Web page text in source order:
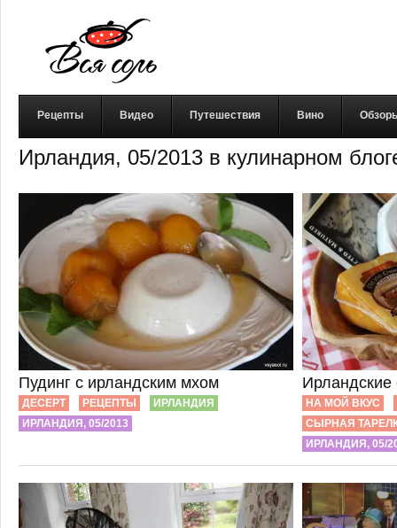
Рецепты Видео Путешествия Вино
Ирландия, 05/2013 в кулинарном
Пудинг с ирландским мхом
ДЕСЕРТ РЕЦЕПТЫ
ИРЛАНДИЯ
ИРЛАНДИЯ, 05/2013
НА МОЙ ВКУС
СЫРНАЯ
ИРЛАНДИЯ, 05/